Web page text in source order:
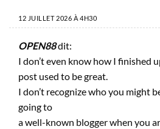
12 JUILLET 2026 À 4H30
OPEN88dit:
I don’t even know how I finished
post used to be great.
I don’t recognize who you might
going to
a well-known blogger when you